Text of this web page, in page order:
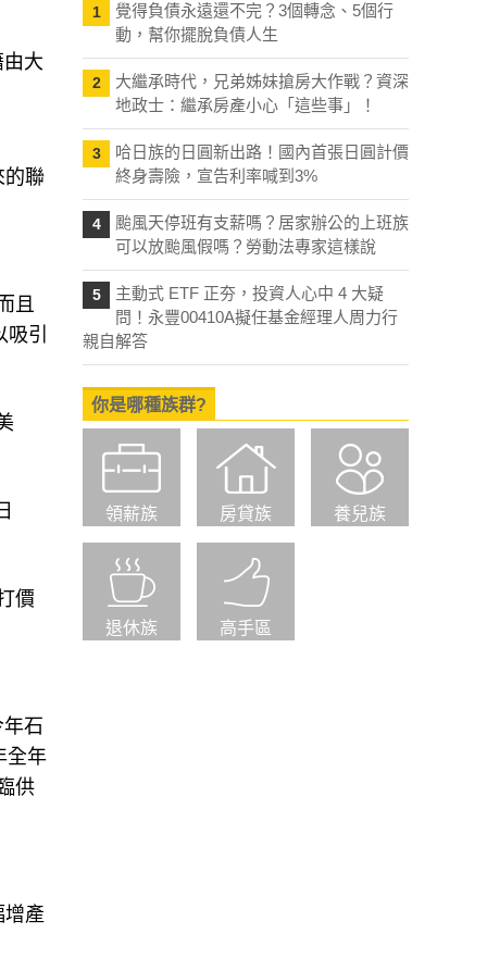
大
的聯
且
引
價
石
全年
供
增產
1
覺得負債永遠還不完？3個轉念、5個行
動，幫你擺脫負債人生
2
大繼承時代，兄弟姊妹搶房大作戰？資深
地政士：繼承房產小心「這些事」！
3
哈日族的日圓新出路！國內首張日圓計價
終身壽險，宣告利率喊到3%
4
颱風天停班有支薪嗎？居家辦公的上班族
可以放颱風假嗎？勞動法專家這樣說
5
主動式 ETF 正夯，投資人心中 4 大疑
問！永豐00410A擬任基金經理人周力行
親自解答
你是哪種族群?
領薪族 房貸族 養兒族
退休族 高手區